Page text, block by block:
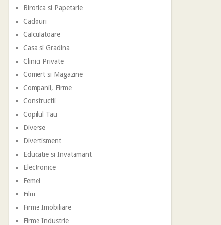
Birotica si Papetarie
Cadouri
Calculatoare
Casa si Gradina
Clinici Private
Comert si Magazine
Companii, Firme
Constructii
Copilul Tau
Diverse
Divertisment
Educatie si Invatamant
Electronice
Femei
Film
Firme Imobiliare
Firme Industrie